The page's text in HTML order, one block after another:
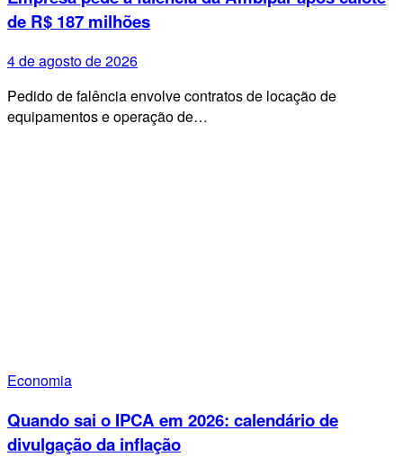
de R$ 187 milhões
4 de agosto de 2026
Pedido de falência envolve contratos de locação de
equipamentos e operação de…
Economia
Quando sai o IPCA em 2026: calendário de
divulgação da inflação